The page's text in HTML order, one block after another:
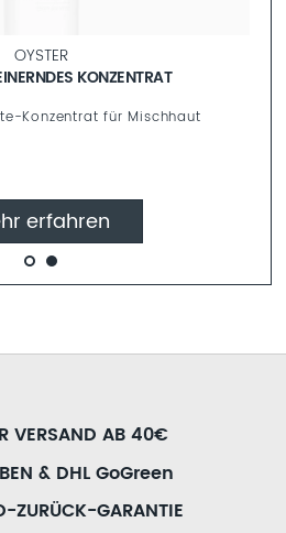
Milde Reinigung
VERSAND AB 40€
& DHL GoGreen
ZURÜCK-GARANTIE